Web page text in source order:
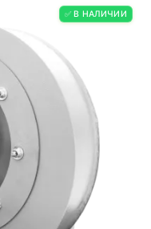
✅ В НАЛИЧИИ